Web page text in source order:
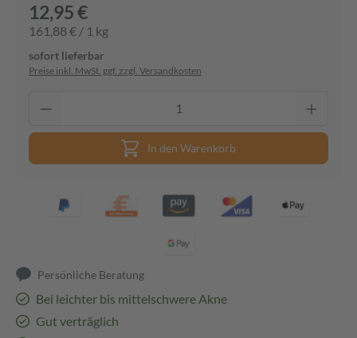
12,95 €
161,88 € / 1 kg
sofort lieferbar
Preise inkl. MwSt. ggf. zzgl. Versandkosten
In den Warenkorb
Persönliche Beratung
Bei leichter bis mittelschwere Akne
Gut verträglich